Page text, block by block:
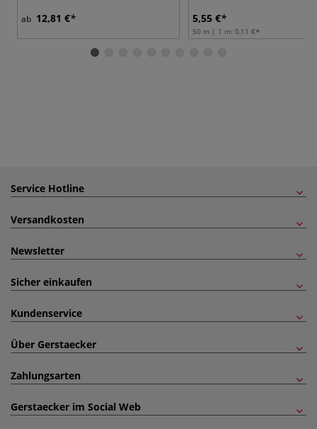
ab 12,81 € 5,55 €
50 m | 1 m: 0,11 €
Service Hotline
Versandkosten
Newsletter
Sicher einkaufen
Kundenservice
Über Gerstaecker
Zahlungsarten
Gerstaecker im Social Web